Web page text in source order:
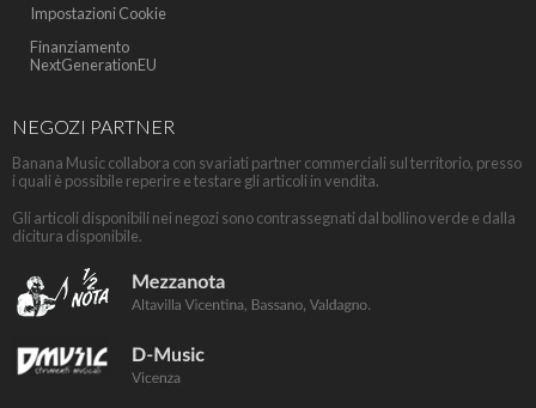
Impostazioni Cookie
Finanziamento
NextGenerationEU
NEGOZI PARTNER
Banana Music collabora con svariati partner commerciali sul territorio, presso
i quali è possibile reperire e testare gli articoli in vendita.
Gli articoli disponibili nei negozi sono contrassegnati dal bollino verde e dalla
dicitura disponibile.